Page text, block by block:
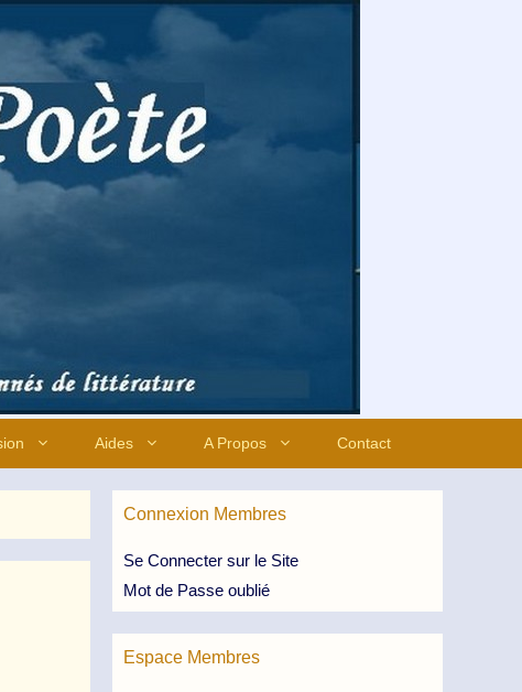
Aides A Propos Contact
Connexion Membres
Se Connecter sur le Site
Mot de Passe oublié
Espace Membres